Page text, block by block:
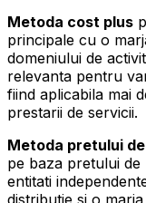
Metoda cost plus
principale cu o
domeniului de
relevanta pentru
fiind aplicabila mai
prestarii de servicii.
Metoda pretului
pe baza pretului
entitati